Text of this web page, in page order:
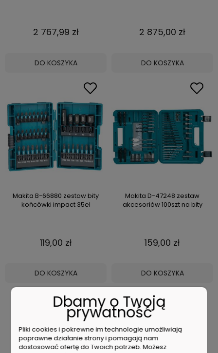
2 767,99 zł
DO KOSZYKA
2 875,00 zł
DO KOSZYKA
Makita B-66880 zestaw bity
końcówki impact 35el
119,00 zł
DO KOSZYKA
Makita D-47248 zestaw
akcesoriów 100szt na bity
159,00 zł
DO KOSZYKA
Dbamy o Twoją
prywatność
Pliki cookies i pokrewne im technologie umożliwiają
poprawne działanie strony i pomagają nam
dostosować ofertę do Twoich potrzeb. Możesz